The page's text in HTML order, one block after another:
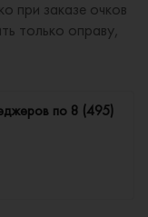
при заказе очков
только оправу,
по 8 (495)